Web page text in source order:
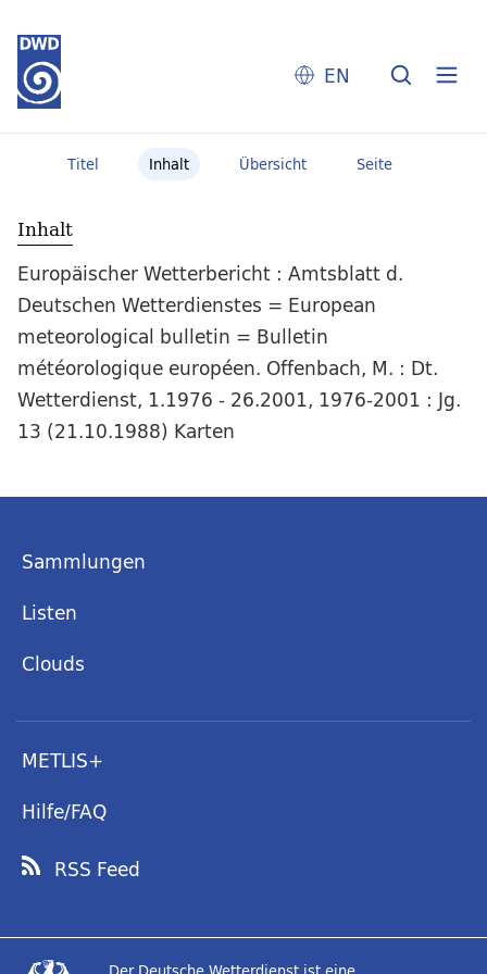
EN
Titel Inhalt Übersicht Seite
Inhalt
Europäischer Wetterbericht : Amtsblatt d.
Deutschen Wetterdienstes = European
meteorological bulletin = Bulletin
météorologique européen. Offenbach, M. : Dt.
Wetterdienst, 1.1976 - 26.2001, 1976-2001 : Jg.
13 (21.10.1988) Karten
Sammlungen
Listen
Clouds
METLIS+
Hilfe/FAQ
RSS Feed